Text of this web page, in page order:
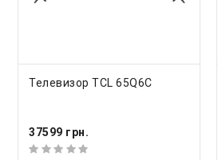
КУПИТЬ
Телевизор TCL 65Q6C
37599 грн.
Габариты (ШхВхГ)